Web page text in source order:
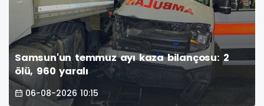
Samsun'un temmuz ayı kaza bilançosu: 2
ölü, 960 yaralı
06-08-2026 10:15